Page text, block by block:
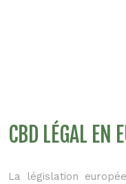
CBD LÉGAL EN
La législation